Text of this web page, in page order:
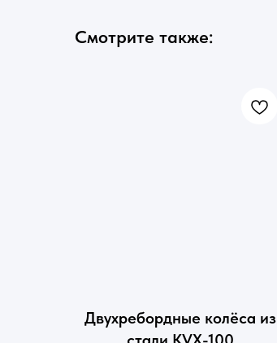
Смотрите также:
Двухребордные колёса из